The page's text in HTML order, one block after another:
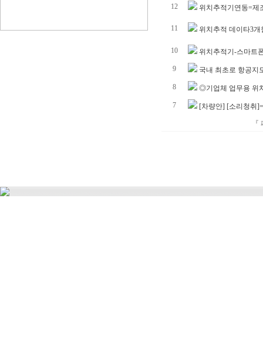
12 위치추적기연동=제
11 위치추적 데이타3
10 위치추적기-스마트
9 국내 최초로 항공지
8 ◎기업체 업무용 위
7 [차량안] [소리청취
『